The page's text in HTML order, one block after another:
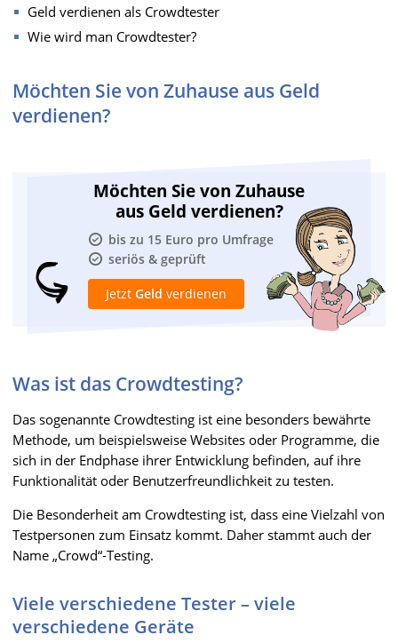
Geld verdienen als Crowdtester
Wie wird man Crowdtester?
Möchten Sie von Zuhause aus Geld
verdienen?
Möchten Sie von Zuhause
aus Geld verdienen?
bis zu 15 Euro pro Umfrage
seriös & geprüft
Jetzt Geld verdienen
Was ist das Crowdtesting?
Das sogenannte Crowdtesting ist eine besonders bewährte
Methode, um beispielsweise Websites oder Programme, die
sich in der Endphase ihrer Entwicklung befinden, auf ihre
Funktionalität oder Benutzerfreundlichkeit zu testen.
Die Besonderheit am Crowdtesting ist, dass eine Vielzahl von
Testpersonen zum Einsatz kommt. Daher stammt auch der
Name „Crowd“-Testing.
Viele verschiedene Tester – viele
verschiedene Geräte